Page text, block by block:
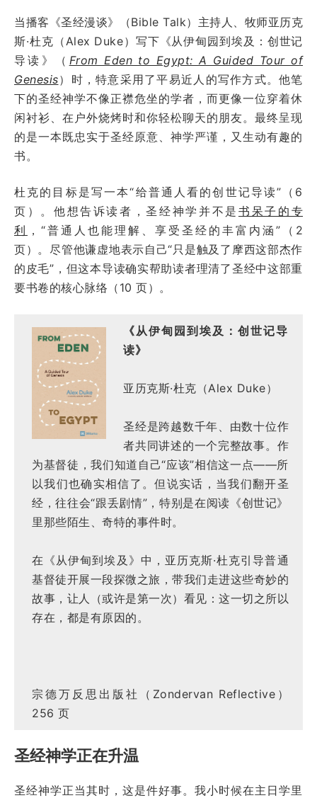
当播客《圣经漫谈》（Bible Talk）主持人、牧师亚历克
斯·杜克（Alex Duke）写下《从伊甸园到埃及：创世记
导读》（ From Eden to Egypt: A Guided Tour of
Genesis）时，特意采用了平易近人的写作方式。他笔
下的圣经神学不像正襟危坐的学者，而更像一位穿着休
闲衬衫、在户外烧烤时和你轻松聊天的朋友。最终呈现
的是一本既忠实于圣经原意、神学严谨，又生动有趣的
书。
杜克的目标是写一本“给普通人看的创世记导读”（6
页）。他想告诉读者，圣经神学并不是 书呆子的专
利 ，“普通人也能理解、享受圣经的丰富内涵”（2
页）。尽管他谦虚地表示自己“只是触及了摩西这部杰作
的皮毛”，但这本导读确实帮助读者理清了圣经中这部重
要书卷的核心脉络（10 页）。
《从伊甸园到埃及：创世记导
读》
亚历克斯·杜克（Alex Duke）
圣经是跨越数千年、由数十位作
者共同讲述的一个完整故事。作
为基督徒，我们知道自己“应该”相信这一点——所
以我们也确实相信了。但说实话，当我们翻开圣
经，往往会“跟丢剧情”，特别是在阅读《创世记》
里那些陌生、奇特的事件时。
在《从伊甸到埃及》中，亚历克斯·杜克引导普通
基督徒开展一段探微之旅，带我们走进这些奇妙的
故事，让人（或许是第一次）看见：这一切之所以
存在，都是有原因的。
宗德万反思出版社（Zondervan Reflective）
256 页
圣经神学正在升温
圣经神学正当其时，这是件好事。我小时候在主日学里